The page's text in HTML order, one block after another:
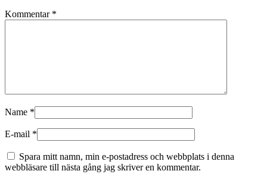
Kommentar *
Name *
E-mail *
Spara mitt namn, min e-postadress och webbplats i denna
webbläsare till nästa gång jag skriver en kommentar.